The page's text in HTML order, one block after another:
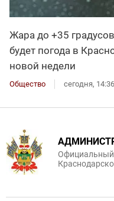
Жара до +35
будет погода в
новой недели
Общество сегодня, 14:36
Официальный